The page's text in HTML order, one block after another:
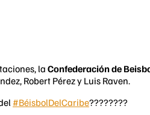
la Confederación de
Robert Pérez y Luis Raven.
#BéisbolDelCaribe????????